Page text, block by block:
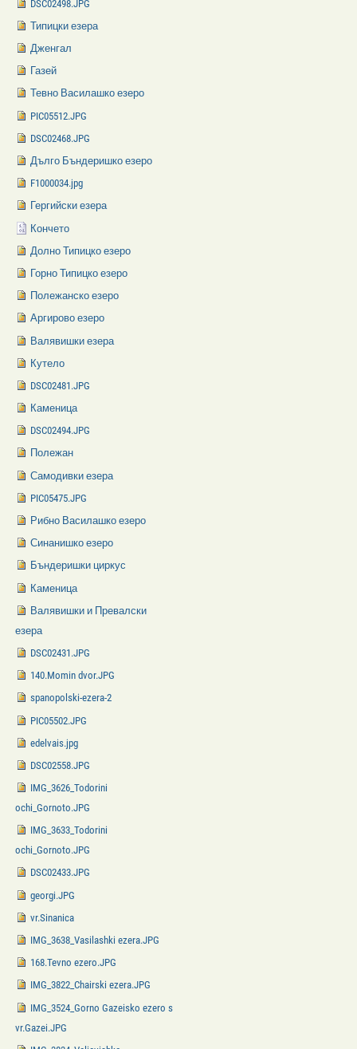
DSC02498.JPG
Типицки езера
Дженгал
Газей
Тевно Василашко езеро
PIC05512.JPG
DSC02468.JPG
Дълго Бъндеришко езеро
F1000034.jpg
Гергийски езера
Кончето
Долно Типицко езеро
Горно Типицко езеро
Полежанско езеро
Аргирово езеро
Валявишки езера
Кутело
DSC02481.JPG
Каменица
DSC02494.JPG
Полежан
Самодивки езера
PIC05475.JPG
Рибно Василашко езеро
Синанишко езеро
Бъндеришки циркус
Каменица
Валявишки и Превалски
езера
DSC02431.JPG
140.Momin dvor.JPG
spanopolski-ezera-2
PIC05502.JPG
edelvais.jpg
DSC02558.JPG
IMG_3626_Todorini
ochi_Gornoto.JPG
IMG_3633_Todorini
ochi_Gornoto.JPG
DSC02433.JPG
georgi.JPG
vr.Sinanica
IMG_3638_Vasilashki ezera.JPG
168.Tevno ezero.JPG
IMG_3822_Chairski ezera.JPG
IMG_3524_Gorno Gazeisko ezero s
vr.Gazei.JPG